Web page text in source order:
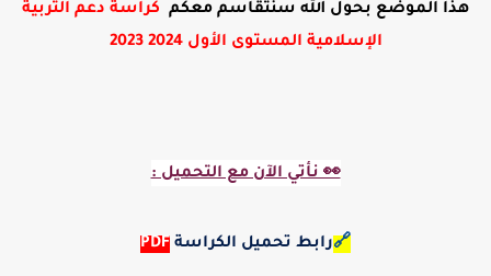
هذا الموضع بحول الله سنتقاسم معكم كراسة دعم التربية
الإسلامية المستوى الأول 2024 2023
👀 نأتي الآن مع التحميل :
🔗رابط تحميل الكراسة PDF